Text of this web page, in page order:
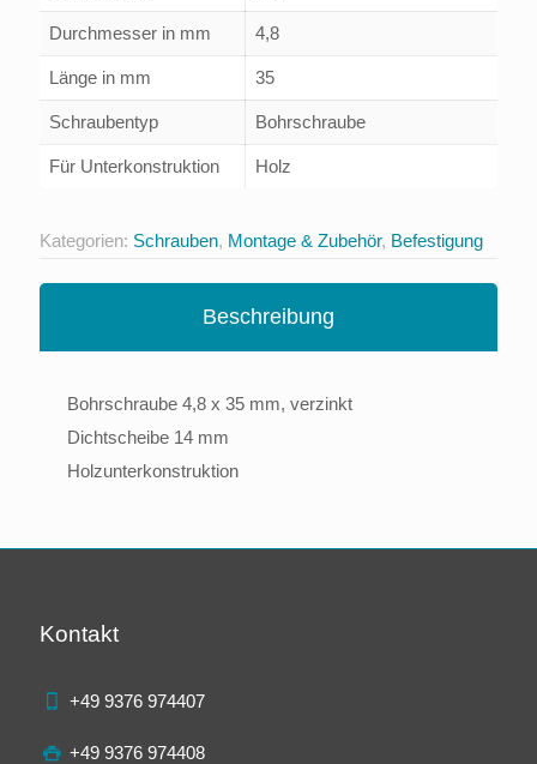
Durchmesser in mm 4,8
Länge in mm 35
Schraubentyp Bohrschraube
Für Unterkonstruktion Holz
Kategorien: Schrauben, Montage & Zubehör, Befestigung
Beschreibung
Bohrschraube 4,8 x 35 mm, verzinkt
Dichtscheibe 14 mm
Holzunterkonstruktion
Kontakt
+49 9376 974407
+49 9376 974408